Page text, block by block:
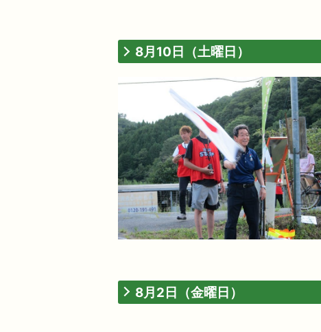
8月10日（土曜日）
8月2日（金曜日）